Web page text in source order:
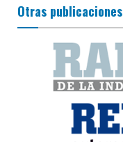
Otras publicaciones